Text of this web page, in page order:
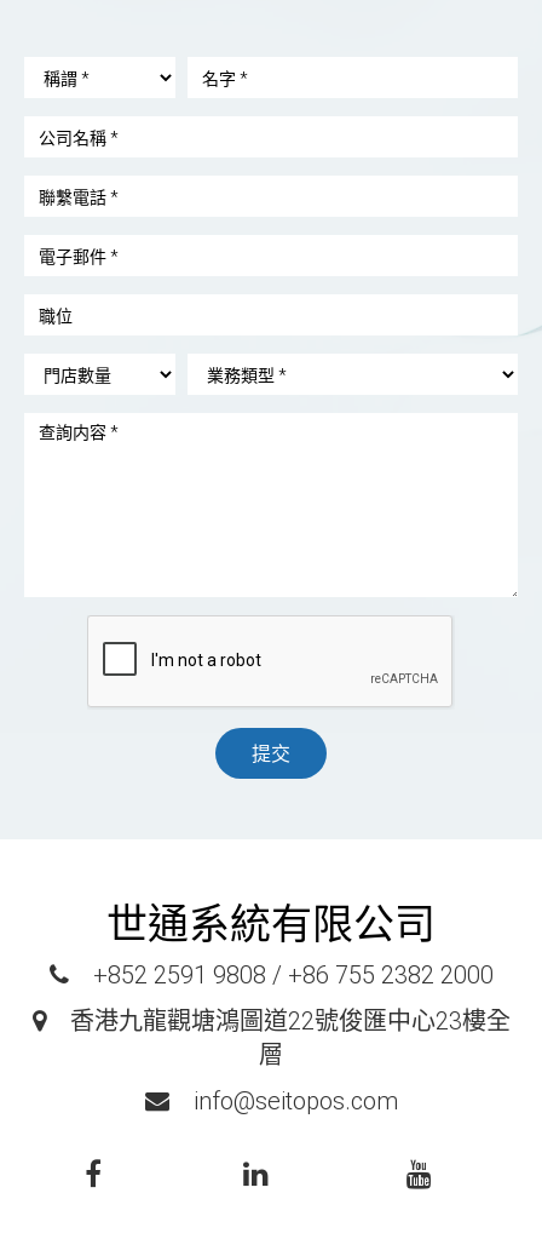
提交
世通系統有限公司
+852 2591 9808 / +86 755 2382 2000
香港九龍觀塘鴻圖道22號俊匯中心23樓全
層
info@seitopos.com